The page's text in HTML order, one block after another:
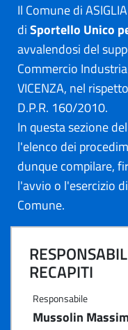
Il Comune di
diSportello Unico
avvalendosi del
Commercio
VICENZA, nel
D.P.R. 160/2010.
In questa sezione
l'elenco dei
dunque compilare,
l'avvio o l'esercizio
Comune.
RECAPITI
Responsabile
Mussolin